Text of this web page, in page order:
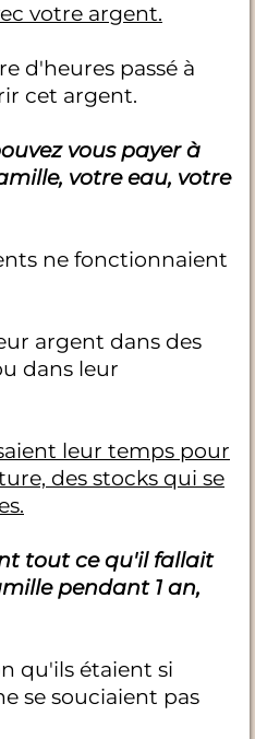
votre argent.
d'heures passé à
cet argent.
vous payer à
votre eau, votre
ne fonctionnaient
argent dans des
dans leur
leur temps pour
des stocks qui se
tout ce qu'il fallait
pendant 1 an,
qu'ils étaient si
se souciaient pas